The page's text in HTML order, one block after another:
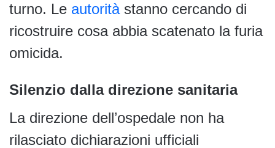
turno. Le autoritàstanno cercando di
ricostruire cosa abbia scatenato la furia
omicida.
Silenzio dalla direzione sanitaria
La direzione dell’ospedale non ha
rilasciato dichiarazioni ufficiali